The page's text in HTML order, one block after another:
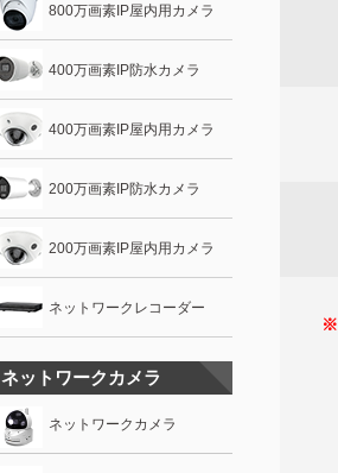
※
800万画素IP屋内用カメラ
400万画素IP防水カメラ
400万画素IP屋内用カメラ
200万画素IP防水カメラ
200万画素IP屋内用カメラ
ネットワークレコーダー
ネットワークカメラ
ネットワークカメラ